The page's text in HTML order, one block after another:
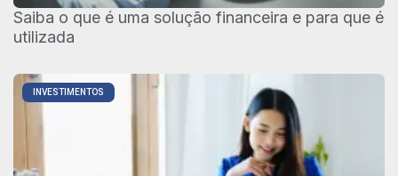
Saiba o que é uma solução financeira e para que é
utilizada
INVESTIMENTOS